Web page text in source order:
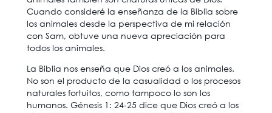
Cuando consideré la enseñanza de la Biblia sobre
los animales desde la perspectiva de mi relación
con Sam, obtuve una nueva apreciación para
todos los animales.
La Biblia nos enseña que Dios creó a los animales.
No son el producto de la casualidad o los procesos
naturales fortuitos, como tampoco lo son los
humanos. Génesis 1: 24-25 dice que Dios creó a los